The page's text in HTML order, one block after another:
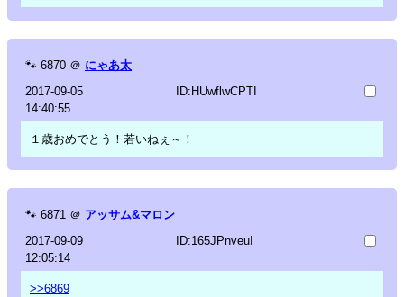
🐾 6870 ＠ にゃあ太
2017-09-05
14:40:55
ID:HUwflwCPTI
１歳おめでとう！若いねぇ～！
🐾 6871 ＠ アッサム&マロン
2017-09-09
12:05:14
ID:165JPnveuI
>>6869